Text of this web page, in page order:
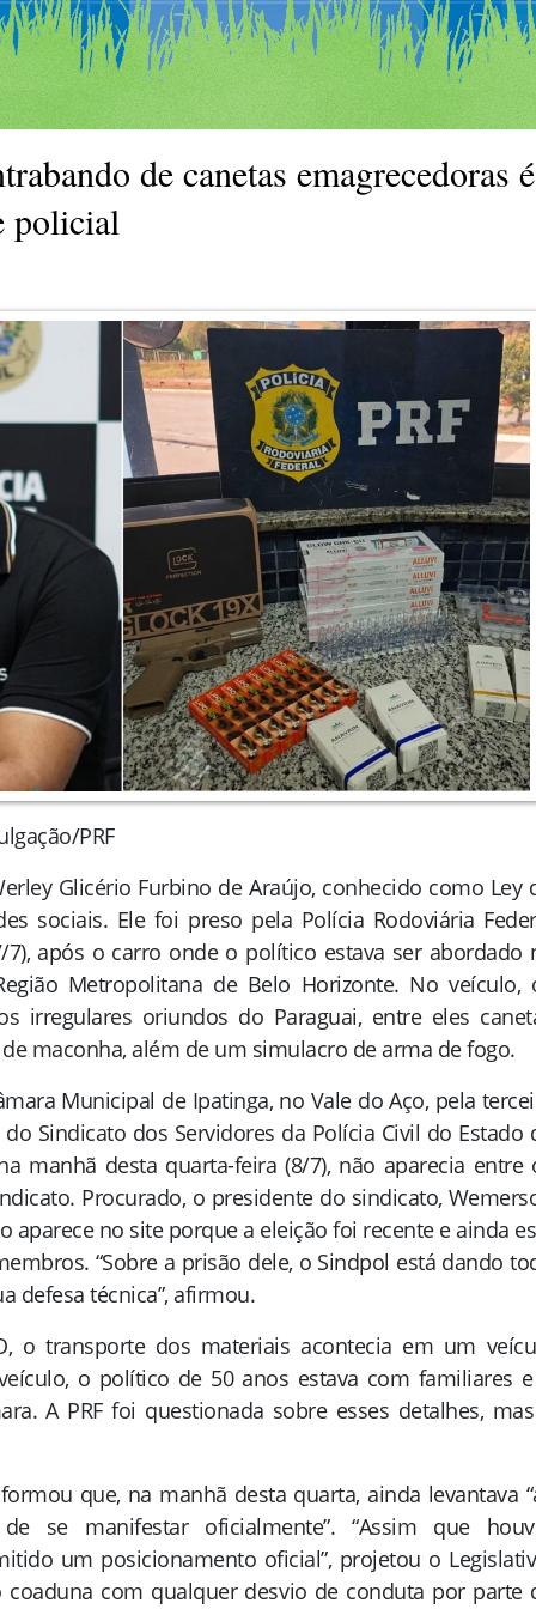
de canetas emagrecedoras é
policial
PRF
Glicério Furbino de Araújo, conhecido como Ley
sociais. Ele foi preso pela Polícia Rodoviária
7), após o carro onde o político estava ser abordado
Metropolitana de Belo Horizonte. No veículo,
irregulares oriundos do Paraguai, entre eles
maconha, além de um simulacro de arma de fogo.
Municipal de Ipatinga, no Vale do Aço, pela
Sindicato dos Servidores da Polícia Civil do Estado
manhã desta quarta-feira (8/7), não aparecia entre
Procurado, o presidente do sindicato,
aparece no site porque a eleição foi recente e ainda
“Sobre a prisão dele, o Sindpol está dando
defesa técnica”, afirmou.
o transporte dos materiais acontecia em um
o político de 50 anos estava com familiares
A PRF foi questionada sobre esses detalhes,
que, na manhã desta quarta, ainda levantava
se manifestar oficialmente”. “Assim que
um posicionamento oficial”, projetou o
coaduna com qualquer desvio de conduta por parte